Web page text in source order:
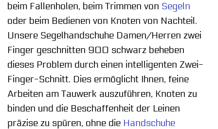
beim Fallenholen, beim Trimmen von Segeln
oder beim Bedienen von Knoten von Nachteil.
Unsere Segelhandschuhe Damen/Herren zwei
Finger geschnitten 900 schwarz beheben
dieses Problem durch einen intelligenten Zwei-
Finger-Schnitt. Dies ermöglicht Ihnen, feine
Arbeiten am Tauwerk auszuführen, Knoten zu
binden und die Beschaffenheit der Leinen
präzise zu spüren, ohne die Handschuhe